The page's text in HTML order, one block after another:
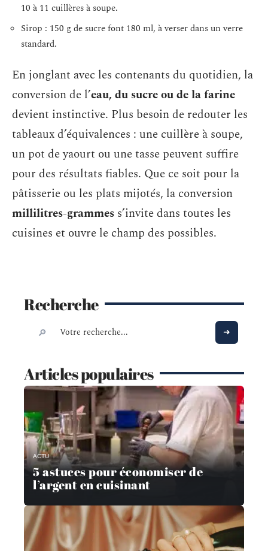
10 à 11 cuillères à soupe.
Sirop : 150 g de sucre font 180 ml, à verser dans un verre
standard.
En jonglant avec les contenants du quotidien, la
conversion de l’eau, du sucre ou de la farine
devient instinctive. Plus besoin de redouter les
tableaux d’équivalences : une cuillère à soupe,
un pot de yaourt ou une tasse peuvent suffire
pour des résultats fiables. Que ce soit pour la
pâtisserie ou les plats mijotés, la conversion
millilitres-grammes s’invite dans toutes les
cuisines et ouvre le champ des possibles.
Recherche
Articles populaires
ACTU
5 astuces pour économiser de
l’argent en cuisinant